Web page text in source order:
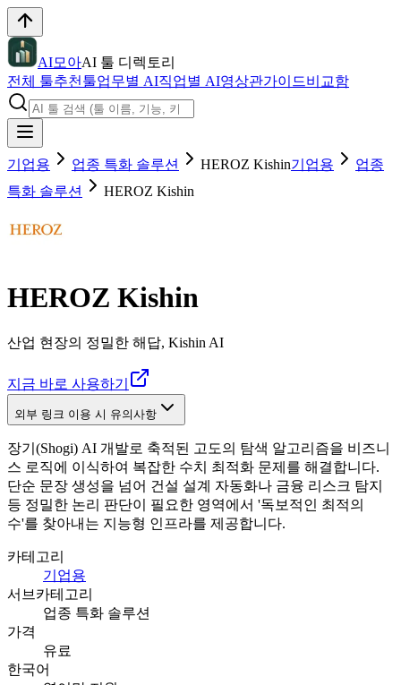
AI모아AI 툴 디렉토리
전체 툴추천툴업무별 AI직업별 AI영상관가이드비교함
기업용 업종 특화 솔루션 HEROZ Kishin기업용
업종
특화 솔루션
HEROZ Kishin
HEROZ Kishin
산업 현장의 정밀한 해답, Kishin AI
지금 바로 사용하기
외부 링크 이용 시 유의사항
장기(Shogi) AI 개발로 축적된 고도의 탐색 알고리즘을 비즈니
스 로직에 이식하여 복잡한 수치 최적화 문제를 해결합니다.
단순 문장 생성을 넘어 건설 설계 자동화나 금융 리스크 탐지
등 정밀한 논리 판단이 필요한 영역에서 '독보적인 최적의
수'를 찾아내는 지능형 인프라를 제공합니다.
카테고리
기업용
서브카테고리
업종 특화 솔루션
가격
유료
한국어